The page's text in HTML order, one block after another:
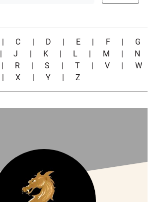
| C | D | E | F | G
|J | K | L | M | N
| R |S | T |V | W
|X | Y |Z